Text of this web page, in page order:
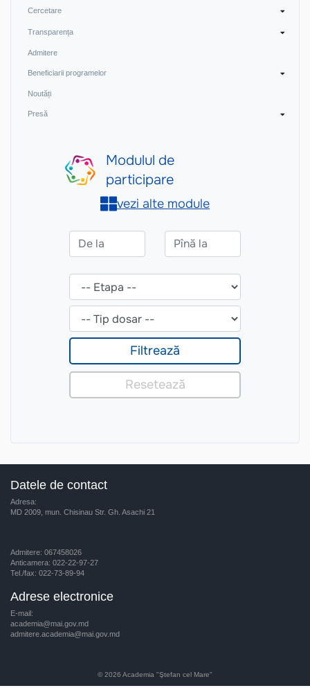
Cercetare
Transparența
Admitere
Beneficiarii programelor
Noutăți
Presă
Datele de contact
Adresa:
MD 2009, mun. Chisinau Str. Gh. Asachi 21
Admitere: 067458026
Anticamera: 022-22-97-27
Tel./fax: 022-73-89-94
Adrese electronice
E-mail:
academia@mai.gov.md
admitere.academia@mai.gov.md
© 2026 Academia "Ştefan cel Mare"